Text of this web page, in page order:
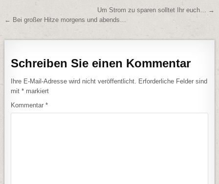
BeitragsnavigationUm Strom zu sparen solltet Ihr euch… →
← Bei großer Hitze morgens und abends…
Schreiben Sie einen Kommentar
Ihre E-Mail-Adresse wird nicht veröffentlicht.
Erforderliche Felder sind
mit* markiert
Kommentar*